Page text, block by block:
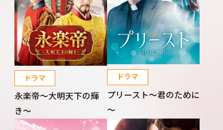
ドラマ
永楽帝～大明天下の輝
き～
ドラマ
プリースト～君のために
～